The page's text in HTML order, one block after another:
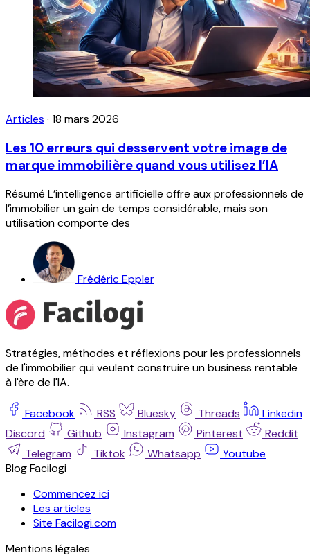
Articles · 18 mars 2026
Les 10 erreurs qui desservent votre image de
marque immobilière quand vous utilisez l’IA
Résumé L’intelligence artificielle offre aux professionnels de
l’immobilier un gain de temps considérable, mais son
utilisation comporte des
Frédéric Eppler
Stratégies, méthodes et réflexions pour les professionnels
de l'immobilier qui veulent construire un business rentable
à l'ère de l'IA.
Facebook RSS Bluesky Threads
Linkedin
Discord
Github Instagram Pinterest
Reddit
Telegram
Tiktok Whatsapp
Youtube
Blog Facilogi
Commencez ici
Les articles
Site Facilogi.com
Mentions légales